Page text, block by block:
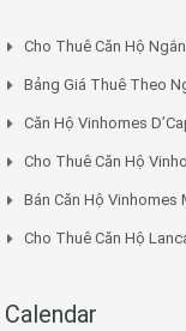
Cho Thuê Căn Hộ
Bảng Giá Thuê Theo
Căn Hộ Vinhomes
Cho Thuê Căn Hộ
Bán Căn Hộ Vinhomes
Cho Thuê Căn Hộ
Calendar